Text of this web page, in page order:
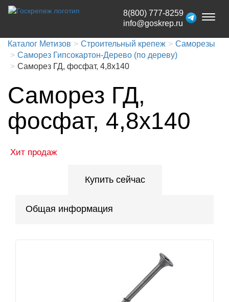
Toggle
8(800) 777-8259
info@goskrep.ru
Каталог Метизов Строительный крепеж
Саморезы
Саморез Гипсокартон-Дерево (по дереву)
Саморез ГД, фосфат, 4,8x140
Саморез ГД,
фосфат, 4,8x140
Хит продаж
Купить сейчас
Общая информация